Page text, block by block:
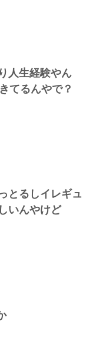
人生経験やん
てるんやで？
とるしイレギュ
いんやけど